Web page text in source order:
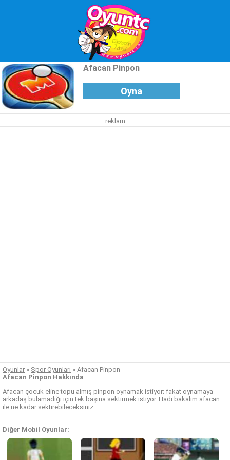
Afacan Pinpon
Oyna
reklam
Oyunlar » Spor Oyunları » Afacan Pinpon
Afacan Pinpon Hakkında
Afacan çocuk eline topu almış pinpon oynamak istiyor; fakat oynamaya
arkadaş bulamadığı için tek başına sektirmek istiyor. Hadi bakalım afacan
ile ne kadar sektirebileceksiniz.
Diğer Mobil Oyunlar: